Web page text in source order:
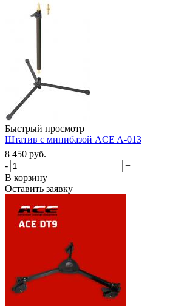
Быстрый просмотр
Штатив с минибазой ACE A-013
8 450 руб.
-
+
В корзину
Оставить заявку